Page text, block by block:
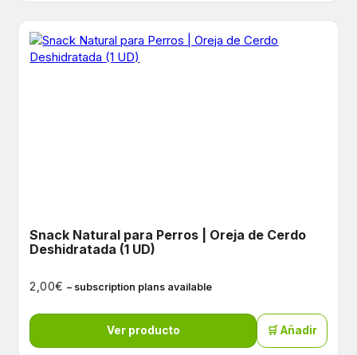
Snack Natural para Perros | Oreja de Cerdo
Deshidratada (1 UD)
2,00€ – subscription plans available
Ver producto 🛒 Añadir